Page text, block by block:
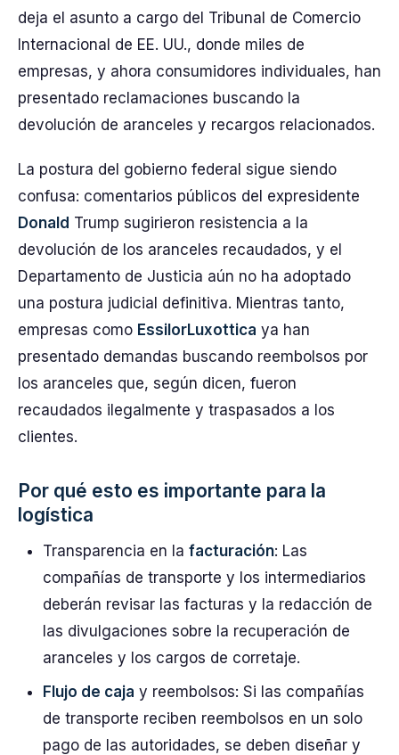
deja el asunto a cargo del Tribunal de Comercio
Internacional de EE. UU., donde miles de
empresas, y ahora consumidores individuales, han
presentado reclamaciones buscando la
devolución de aranceles y recargos relacionados.
La postura del gobierno federal sigue siendo
confusa: comentarios públicos del expresidente
Donald Trump sugirieron resistencia a la
devolución de los aranceles recaudados, y el
Departamento de Justicia aún no ha adoptado
una postura judicial definitiva. Mientras tanto,
empresas como EssilorLuxottica ya han
presentado demandas buscando reembolsos por
los aranceles que, según dicen, fueron
recaudados ilegalmente y traspasados a los
clientes.
Por qué esto es importante para la
logística
Transparencia en la facturación: Las
compañías de transporte y los intermediarios
deberán revisar las facturas y la redacción de
las divulgaciones sobre la recuperación de
aranceles y los cargos de corretaje.
Flujo de caja y reembolsos: Si las compañías
de transporte reciben reembolsos en un solo
pago de las autoridades, se deben diseñar y